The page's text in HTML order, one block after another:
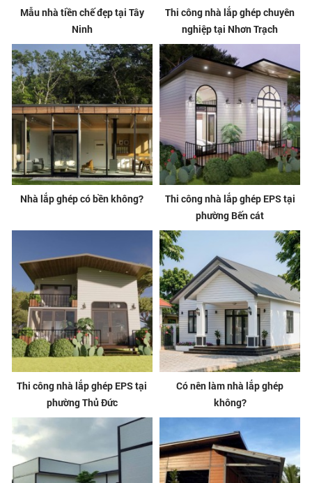
Mẫu nhà tiền chế đẹp tại Tây
Ninh
Thi công nhà lắp ghép chuyên
nghiệp tại Nhơn Trạch
Nhà lắp ghép có bền không?
Thi công nhà lắp ghép EPS tại
phường Bến cát
Thi công nhà lắp ghép EPS tại
phường Thủ Đức
Có nên làm nhà lắp ghép
không?